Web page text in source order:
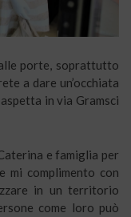
porte, soprattutto
a dare un’occhiata
in via Gramsci
e famiglia per
mi complimento con
in un territorio
come loro può